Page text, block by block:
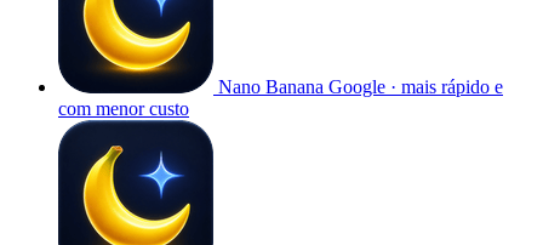
Nano Banana Google · mais rápido e
com menor custo